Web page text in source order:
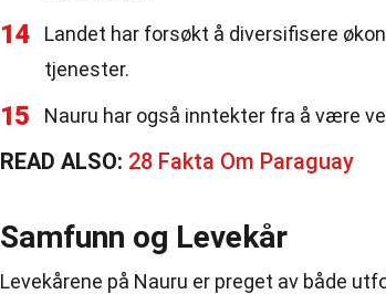
14
Landet har forsøkt å diversifisere
tjenester.
15 Nauru har også inntekter fra å være
READ ALSO: 28 Fakta Om Paraguay
Samfunn og Levekår
Levekårene på Nauru er preget av både